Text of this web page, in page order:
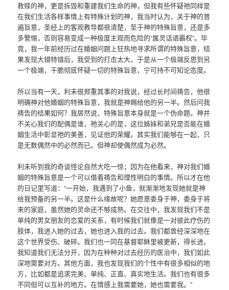
救赎的神，更是拆毁和重建我们生命的神，但我有些怀疑祂同样是
在我们生活各样事情上有特殊计划的神，我当时认为，关于神的普
遍旨意，圣经上的客观教导都很清楚，至于神的特殊旨意，还是多
多警惕，否则容易变成一种极度主观而危险的“属灵话语霸权”。毕
竟，我一年前经历过在婚姻问题上狂热地寻求所谓的特殊旨意，结
果发现大错特错后，我受到的打击太大，于是从一个极端反思到另
一个极端，干脆彻底怀疑一切的特殊旨意，宁可持不可知论态度。
所以当有一天，利未很郑重其事的对我说，经过长时间祷告，他很
明确神对他婚姻的特殊旨意，我就是神赐给他的另一半。然后问我
祷告的结果如何？我居然说，特殊旨意本身就是一个伪命题。神并
不关心我们的配偶是谁，祂关心的是，这位姊妹和弟兄是否能在婚
姻生活中彰显祂的美善，见证他的荣耀。其实我们能够在一起，只
是无数偶然中的必然而已。但神却使偶然成为必然。
利未听到我的奇谈怪论自然大吃一惊；因为在他看来，神对我们婚
姻的特殊旨意是一个可以借着祷告和理性明白的事情。所以才在他
的日记里写道：“一开始，我遇到了小鱼，就渐渐地发现她就是神
给我预备的另一半。这是什么缘故呢？她愿意委身于神，委身于将
来的家庭，虽然她的灵命还不够成熟。在交往中，我发现我们不是
单纯的男女朋友的恋爱的关系，有时候我们就像是一对彼此疗伤的
肢体，我进入她的过去，她也进入我的过去。我们都曾经深深地在
这个世界受伤、破碎。我们也一同在基督耶稣里被更新，得长进。
我知道我们无法分开，因为在种种对过去经历的医治中，我们如此
深地需要对方。其他方面，我也发现我们的个性中有很多相似的地
方，比如都是追求完美、单纯、正直、真实地生活。我们也有很多
不同但可以互补的地方。在情感上我需要她，她也需要我。”